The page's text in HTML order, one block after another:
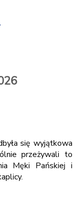
się wyjątkowa
przeżywali to
Męki Pańskiej i